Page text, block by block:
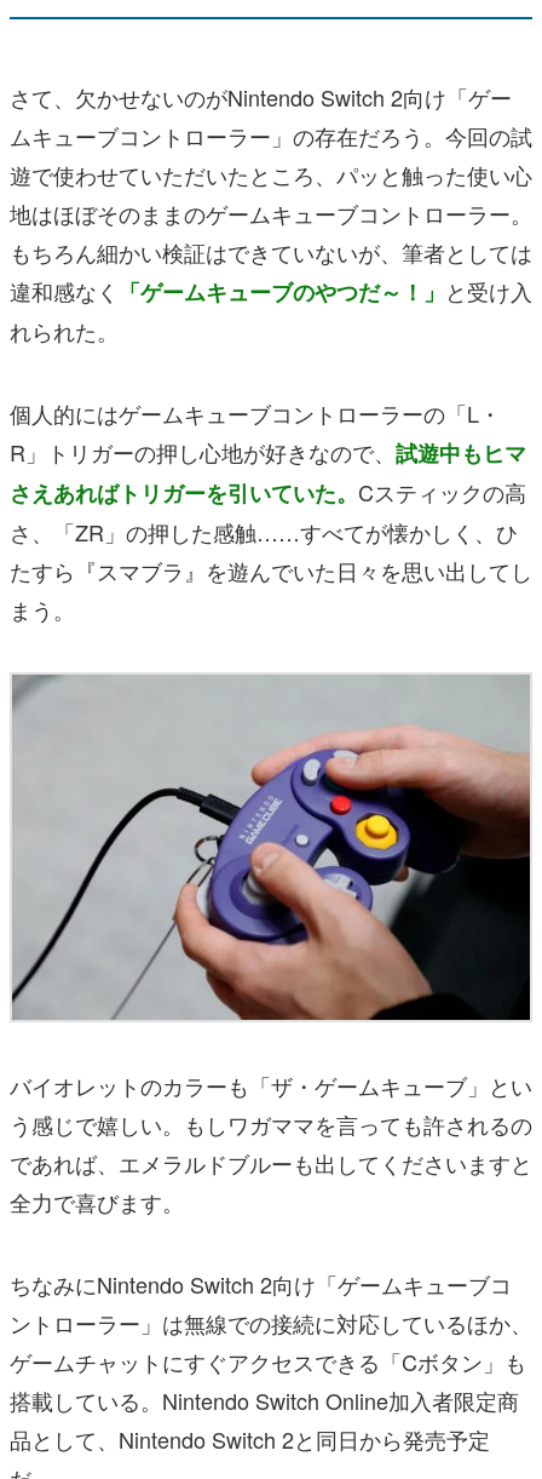
さて、欠かせないのがNintendo Switch 2向け「ゲー
ムキューブコントローラー」の存在だろう。今回の試
遊で使わせていただいたところ、パッと触った使い心
地はほぼそのままのゲームキューブコントローラー。
もちろん細かい検証はできていないが、筆者としては
違和感なく
「ゲームキューブのやつだ～！」 と受け入
れられた。
個人的にはゲームキューブコントローラーの「L・
R」トリガーの押し心地が好きなので、 試遊中もヒマ
さえあればトリガーを引いていた。 Cスティックの高
さ、「ZR」の押した感触……すべてが懐かしく、ひ
たすら『スマブラ』を遊んでいた日々を思い出してし
まう。
バイオレットのカラーも「ザ・ゲームキューブ」とい
う感じで嬉しい。もしワガママを言っても許されるの
であれば、エメラルドブルーも出してくださいますと
全力で喜びます。
ちなみにNintendo Switch 2向け「ゲームキューブコ
ントローラー」は無線での接続に対応しているほか、
ゲームチャットにすぐアクセスできる「Cボタン」も
搭載している。Nintendo Switch Online加入者限定商
品として、Nintendo Switch 2と同日から発売予定